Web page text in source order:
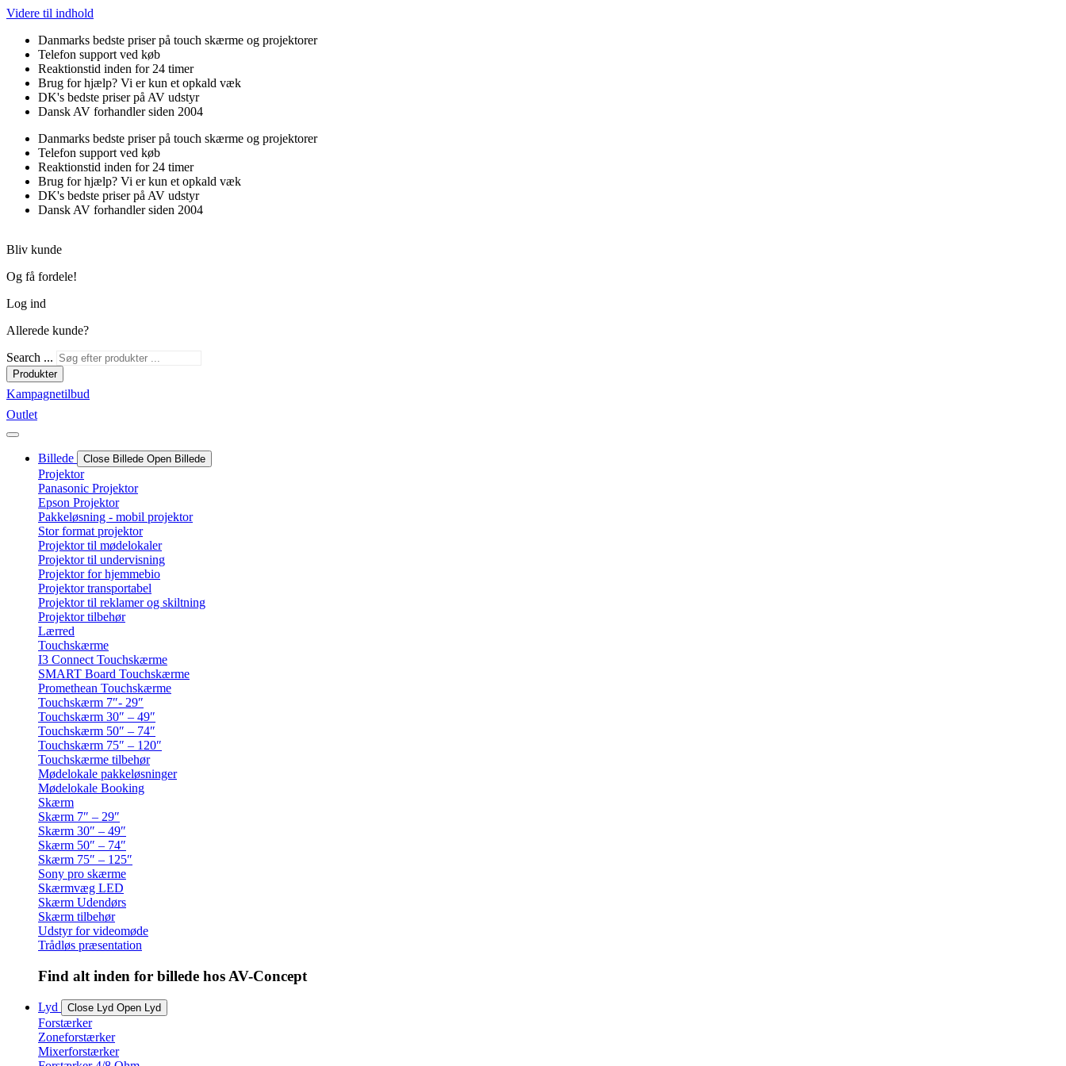
Videre til indhold
Danmarks bedste priser på touch skærme og projektorer
Telefon support ved køb
Reaktionstid inden for 24 timer
Brug for hjælp? Vi er kun et opkald væk
DK's bedste priser på AV udstyr
Dansk AV forhandler siden 2004
Danmarks bedste priser på touch skærme og projektorer
Telefon support ved køb
Reaktionstid inden for 24 timer
Brug for hjælp? Vi er kun et opkald væk
DK's bedste priser på AV udstyr
Dansk AV forhandler siden 2004
Bliv kunde
Og få fordele!
Log ind
Allerede kunde?
Search ...
Produkter
Kampagnetilbud
Outlet
Billede Close Billede Open Billede
Projektor
Panasonic Projektor
Epson Projektor
Pakkeløsning - mobil projektor
Stor format projektor
Projektor til mødelokaler
Projektor til undervisning
Projektor for hjemmebio
Projektor transportabel
Projektor til reklamer og skiltning
Projektor tilbehør
Lærred
Touchskærme
I3 Connect Touchskærme
SMART Board Touchskærme
Promethean Touchskærme
Touchskærm 7″- 29″
Touchskærm 30″ – 49″
Touchskærm 50″ – 74″
Touchskærm 75″ – 120″
Touchskærme tilbehør
Mødelokale pakkeløsninger
Mødelokale Booking
Skærm
Skærm 7″ – 29″
Skærm 30″ – 49″
Skærm 50″ – 74″
Skærm 75″ – 125″
Sony pro skærme
Skærmvæg LED
Skærm Udendørs
Skærm tilbehør
Udstyr for videomøde
Trådløs præsentation
Find alt inden for billede hos AV-Concept
Lyd Close Lyd Open Lyd
Forstærker
Zoneforstærker
Mixerforstærker